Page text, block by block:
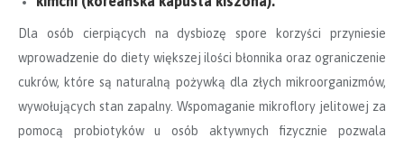
Dla osób cierpiących na dysbiozę spore korzyści przyniesie
wprowadzenie do diety większej ilości błonnika oraz ograniczenie
cukrów, które są naturalną pożywką dla złych mikroorganizmów,
wywołujących stan zapalny. Wspomaganie mikroflory jelitowej za
pomocą probiotyków u osób aktywnych fizycznie pozwala